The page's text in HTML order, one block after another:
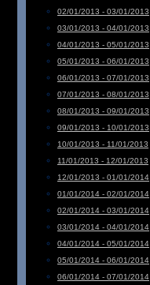
02/01/2013 - 03/01/2013
03/01/2013 - 04/01/2013
04/01/2013 - 05/01/2013
05/01/2013 - 06/01/2013
06/01/2013 - 07/01/2013
07/01/2013 - 08/01/2013
08/01/2013 - 09/01/2013
09/01/2013 - 10/01/2013
10/01/2013 - 11/01/2013
11/01/2013 - 12/01/2013
12/01/2013 - 01/01/2014
01/01/2014 - 02/01/2014
02/01/2014 - 03/01/2014
03/01/2014 - 04/01/2014
04/01/2014 - 05/01/2014
05/01/2014 - 06/01/2014
06/01/2014 - 07/01/2014